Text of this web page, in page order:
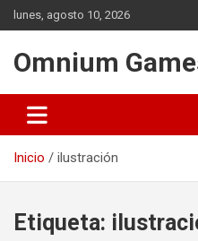
Saltar
al
lunes, agosto 10, 2026
Omnium
Inicio ilustración
Etiqueta: